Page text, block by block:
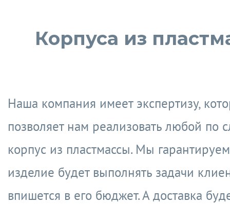
Корпуса из
Наша компания имеет экспертизу,
позволяет нам реализовать любой по
корпус из пластмассы. Мы
изделие будет выполнять задачи
впишется в его бюджет. А доставка